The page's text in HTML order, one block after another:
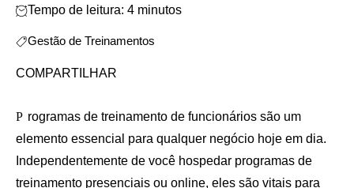
Tempo de leitura: 4 minutos
Gestão de Treinamentos
COMPARTILHAR
Programas de treinamento de funcionários são um
elemento essencial para qualquer negócio hoje em dia.
Independentemente de você hospedar programas de
treinamento presenciais ou online, eles são vitais para